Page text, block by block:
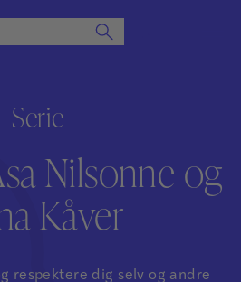
Serie
Nilsonne og
Kåver
respektere dig selv og andre